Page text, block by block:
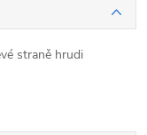
straně hrudi